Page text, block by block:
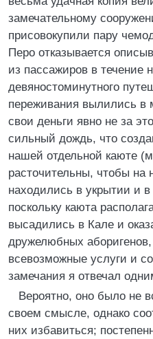
замечательному
присовокупили пару
Перо отказывается
из пассажиров в течение
девяностоминутного
переживания вылились в
свои деньги явно не за
сильный дождь, что
нашей отдельной каюте
расточительны, чтобы на
находились в укрытии и
поскольку каюта
высадились в Кале и
дружелюбных
всевозможные услуги и
замечания я отвечал
Вероятно, оно было не
своем смысле, однако
них избавиться;